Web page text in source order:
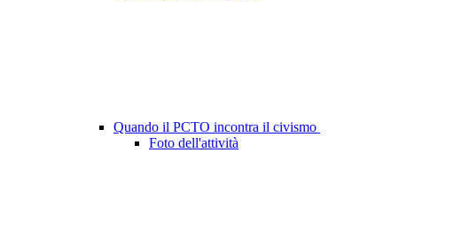
Quando il PCTO incontra il civismo
Foto dell'attività